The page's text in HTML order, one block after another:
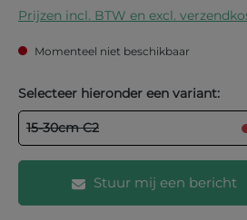
Prijzen incl. BTW en excl.
Momenteel niet beschikbaar
Selecteer hieronder een variant:
15-30cm C2
Stuur mij een bericht